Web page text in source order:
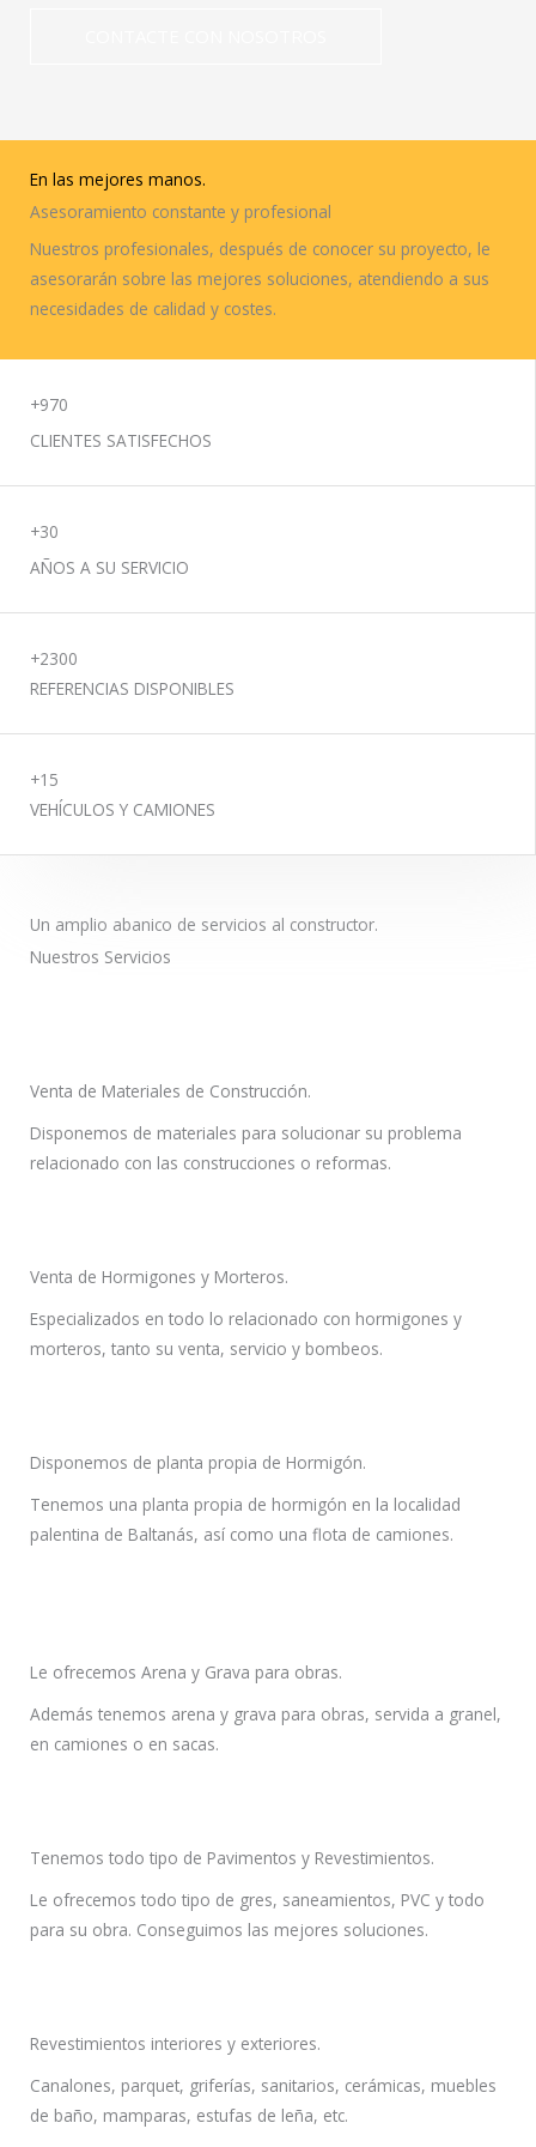
En las mejores manos.
Asesoramiento constante y profesional
Nuestros profesionales, después de conocer su proyecto, le
asesorarán sobre las mejores soluciones, atendiendo a sus
necesidades de calidad y costes.
+970
CLIENTES SATISFECHOS
+30
AÑOS A SU SERVICIO
+2300
REFERENCIAS DISPONIBLES
+15
VEHÍCULOS Y CAMIONES
Un amplio abanico de servicios al constructor.
Nuestros Servicios
Venta de Materiales de Construcción.
Disponemos de materiales para solucionar su problema
relacionado con las construcciones o reformas.
Venta de Hormigones y Morteros.
Especializados en todo lo relacionado con hormigones y
morteros, tanto su venta, servicio y bombeos.
Disponemos de planta propia de Hormigón.
Tenemos una planta propia de hormigón en la localidad
palentina de Baltanás, así como una flota de camiones.
Le ofrecemos Arena y Grava para obras.
Además tenemos arena y grava para obras, servida a granel,
en camiones o en sacas.
Tenemos todo tipo de Pavimentos y Revestimientos.
Le ofrecemos todo tipo de gres, saneamientos, PVC y todo
para su obra. Conseguimos las mejores soluciones.
Revestimientos interiores y exteriores.
Canalones, parquet, griferías, sanitarios, cerámicas, muebles
de baño, mamparas, estufas de leña, etc.